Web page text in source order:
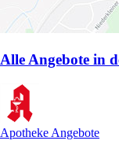
Alle Angebote in
Apotheke Angebote